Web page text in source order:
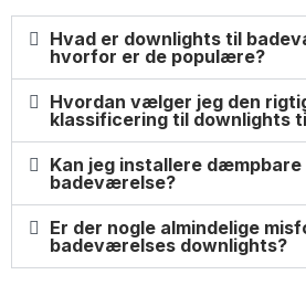
Hvad er downlights til
hvorfor er de populære?
Hvordan vælger jeg den
klassificering til downlights
Kan jeg installere
badeværelse?
Er der nogle almindelige
badeværelses downlights?